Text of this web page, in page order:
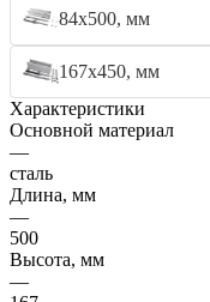
84х500, мм
167х450, мм
Характеристики
Основной материал
—
сталь
Длина, мм
—
500
Высота, мм
—